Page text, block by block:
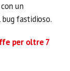
un
fastidioso.
per oltre 7